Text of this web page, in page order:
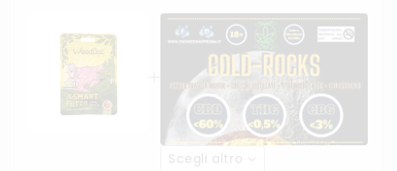
Scegli altro